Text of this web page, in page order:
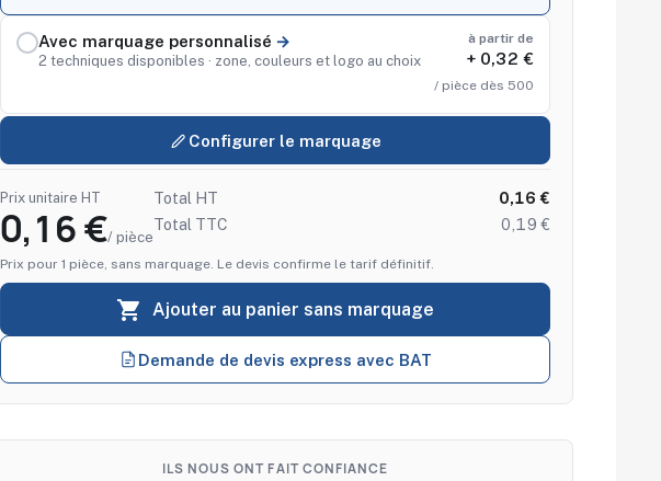
Avec marquage personnalisé
2 techniques disponibles · zone, couleurs et logo au choix
à partir de
+ 0,32 €
/ pièce dès 500
Configurer le marquage
Prix unitaire HT
0,16 €/ pièce
Total HT
0,16 €
Total TTC
0,19 €
Prix pour 1 pièce, sans marquage. Le devis confirme le tarif définitif.
 Ajouter au panier sans marquage
Demande de devis express avec BAT
ILS NOUS ONT FAIT CONFIANCE